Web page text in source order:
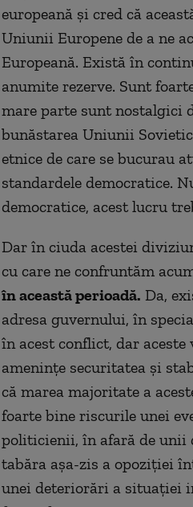
europeană și cred că
Uniunii Europene de a ne
Europeană. Există în
anumite rezerve. Sunt
mare parte sunt nostalgici
bunăstarea Uniunii
etnice de care se bucurau
standardele democratice.
democratice, acest lucru
Dar în ciuda acestei
cu care ne confruntăm
în această perioadă. Da,
adresa guvernului, în
în acest conflict, dar
amenințe securitatea și
că marea majoritate a
foarte bine riscurile unei
politicienii, în afară de unii
tabăra așa-zis a opoziției
unei deteriorări a situației